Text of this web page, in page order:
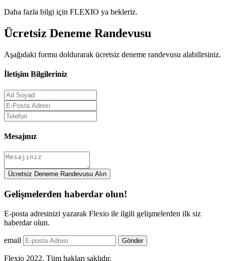
Daha fazla bilgi için FLEXIO ya bekleriz.
Ücretsiz Deneme Randevusu
Aşağıdaki formu doldurarak ücretsiz deneme randevusu alabilirsiniz.
İletişim Bilgileriniz
Mesajınız
Ücretsiz Deneme Randevusu Alın
Gelişmelerden haberdar olun!
E-posta adresinizi yazarak Flexio ile ilgili gelişmelerden ilk siz
haberdar olun.
email Gönder
Flexio 2022. Tüm hakları saklıdır.